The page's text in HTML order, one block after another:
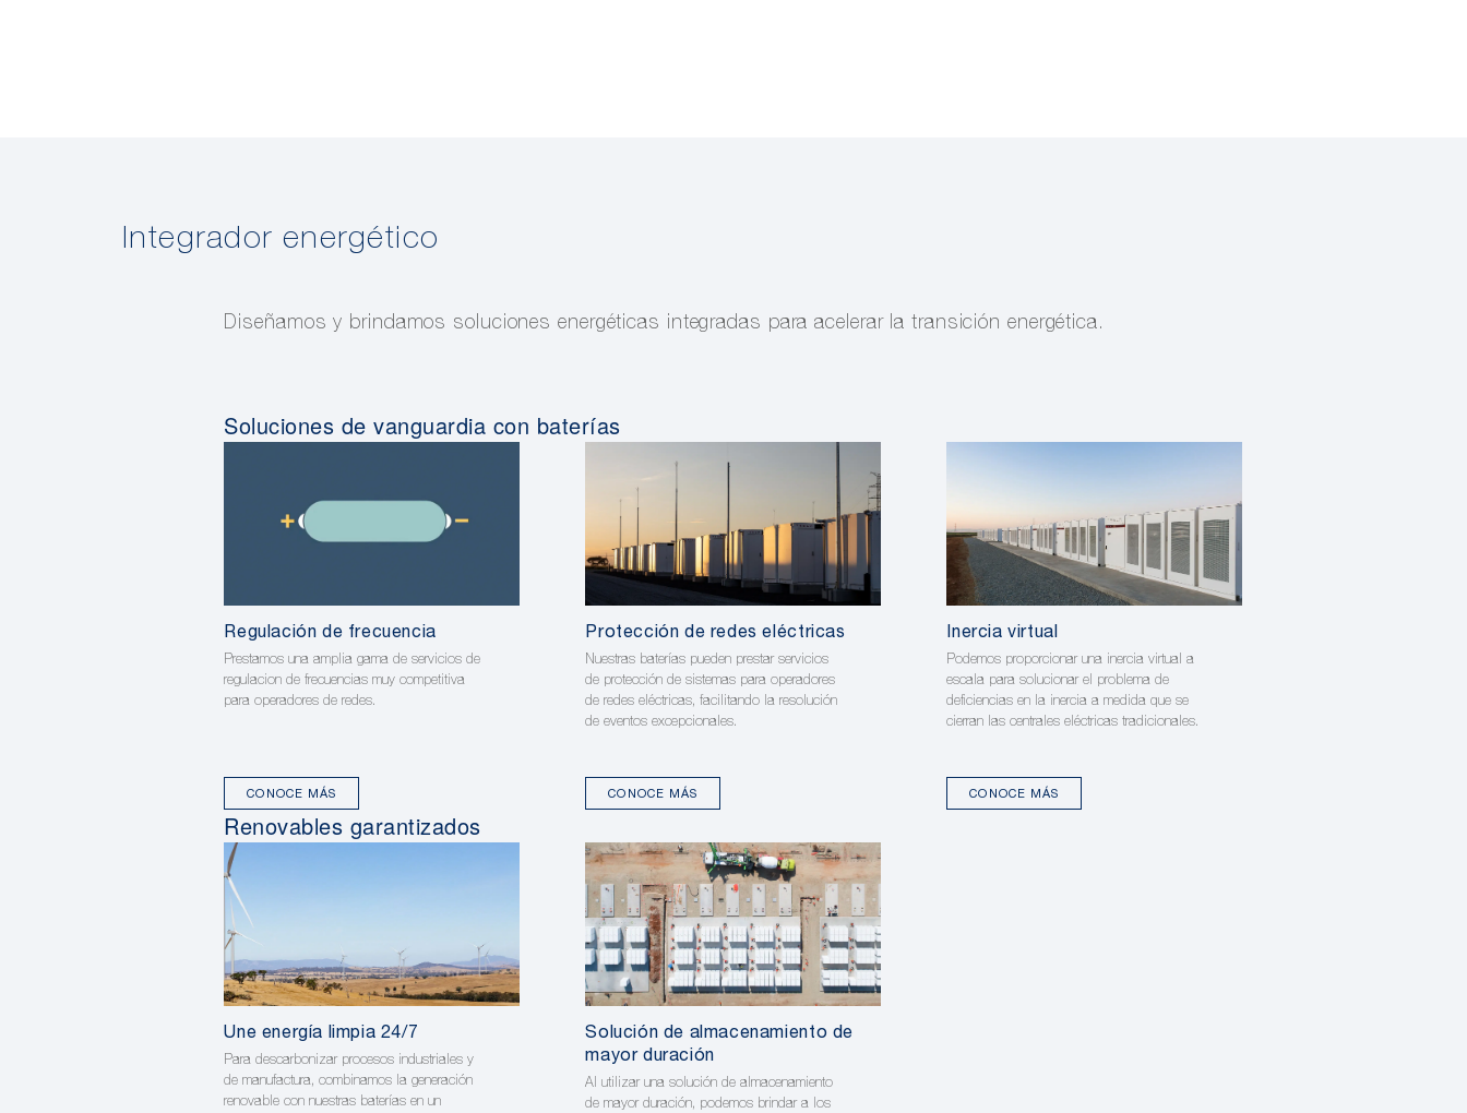
Integrador energético
Diseñamos y brindamos soluciones energéticas integradas para acelerar la transición energética.
Soluciones de vanguardia con baterías
Regulación de frecuencia
Prestamos una amplia gama de servicios de
regulacion de frecuencias muy competitiva
para operadores de redes.
CONOCE MÁS
Protección de redes eléctricas
Nuestras baterías pueden prestar servicios
de protección de sistemas para operadores
de redes eléctricas, facilitando la resolución
de eventos excepcionales.
CONOCE MÁS
Inercia virtual
Podemos proporcionar una inercia virtual a
escala para solucionar el problema de
deficiencias en la inercia a medida que se
cierran las centrales eléctricas tradicionales.
CONOCE MÁS
Renovables garantizados
Une energía limpia 24/7
Para descarbonizar procesos industriales y
de manufactura, combinamos la generación
renovable con nuestras baterías en un
Solución de almacenamiento de
mayor duración
Al utilizar una solución de almacenamiento
de mayor duración, podemos brindar a los